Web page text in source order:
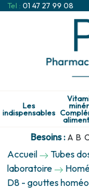
Tel : 01 47 27 99 08
Les
indispensables
Besoins : A B C
Accueil Tubes
laboratoire
D8 - gouttes